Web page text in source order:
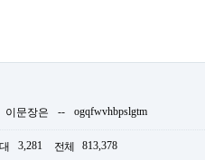
이문장은 -- ogqfwvhbpslgtm
3,281 전체 813,378